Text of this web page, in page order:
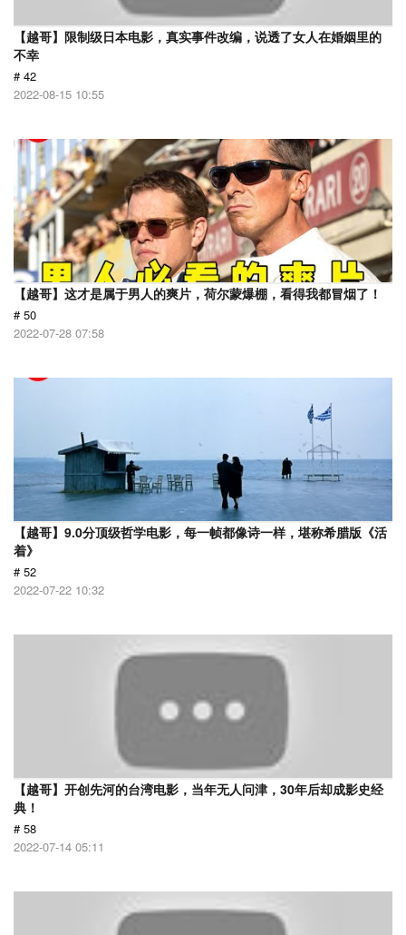
【越哥】限制级日本电影，真实事件改编，说透了女人在婚姻里的
不幸
# 42
2022-08-15 10:55
【越哥】这才是属于男人的爽片，荷尔蒙爆棚，看得我都冒烟了！
# 50
2022-07-28 07:58
【越哥】9.0分顶级哲学电影，每一帧都像诗一样，堪称希腊版《活
着》
# 52
2022-07-22 10:32
【越哥】开创先河的台湾电影，当年无人问津，30年后却成影史经
典！
# 58
2022-07-14 05:11